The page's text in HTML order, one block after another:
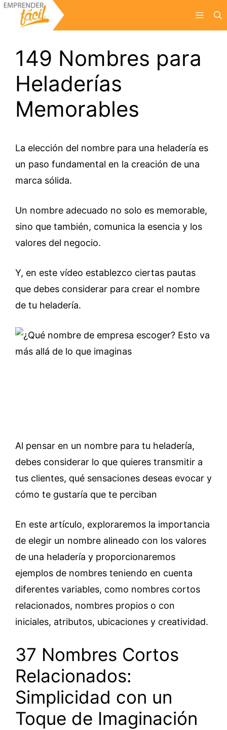
Saltar
Menú
149 Nombres para
Heladerías
Memorables
La elección del nombre para una heladería es
un paso fundamental en la creación de una
marca sólida.
Un nombre adecuado no solo es memorable,
sino que también, comunica la esencia y los
valores del negocio.
Y, en este vídeo establezco ciertas pautas
que debes considerar para crear el nombre
de tu heladería.
Al pensar en un nombre para tu heladería,
debes considerar lo que quieres transmitir a
tus clientes, qué sensaciones deseas evocar y
cómo te gustaría que te perciban
En este artículo, exploraremos la importancia
de elegir un nombre alineado con los valores
de una heladería y proporcionaremos
ejemplos de nombres teniendo en cuenta
diferentes variables, como nombres cortos
relacionados, nombres propios o con
iniciales, atributos, ubicaciones y creatividad.
37 Nombres Cortos
Relacionados:
Simplicidad con un
Toque de Imaginación